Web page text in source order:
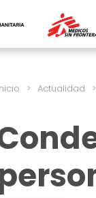
> Actualidad >